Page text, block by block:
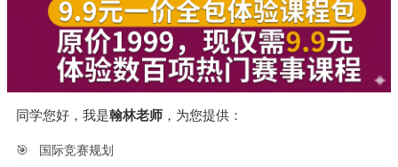
同学您好，我是翰林老师 ，为您提供：
🎯 国际竞赛规划